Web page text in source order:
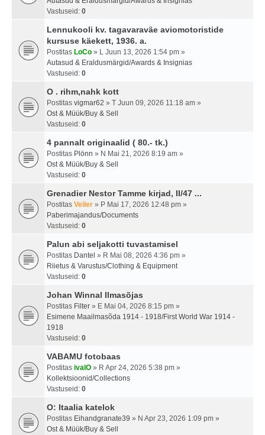
Vastuseid: 0
Lennukooli kv. tagavaraväe aviomotoristide
kursuse käekett, 1936. a.
Postitas LoCo » L Juun 13, 2026 1:54 pm »
Autasud & Eraldusmärgid/Awards & Insignias
Vastuseid: 0
O . rihm,nahk kott
Postitas vigmar62 » T Juun 09, 2026 11:18 am »
Ost & Müük/Buy & Sell
Vastuseid: 0
4 pannalt originaalid ( 80.- tk.)
Postitas Plönn » N Mai 21, 2026 8:19 am »
Ost & Müük/Buy & Sell
Vastuseid: 0
Grenadier Nestor Tamme kirjad, II/47 ...
Postitas Veiler » P Mai 17, 2026 12:48 pm »
Paberimajandus/Documents
Vastuseid: 0
Palun abi seljakotti tuvastamisel
Postitas Dantel » R Mai 08, 2026 4:36 pm »
Riietus & Varustus/Clothing & Equipment
Vastuseid: 0
Johan Winnal Ilmasõjas
Postitas Filter » E Mai 04, 2026 8:15 pm »
Esimene Maailmasõda 1914 - 1918/First World War 1914 -
1918
Vastuseid: 0
VABAMU fotobaas
Postitas ivalO » R Apr 24, 2026 5:38 pm »
Kollektsioonid/Collections
Vastuseid: 0
O: Itaalia katelok
Postitas Eihandgranate39 » N Apr 23, 2026 1:09 pm »
Ost & Müük/Buy & Sell